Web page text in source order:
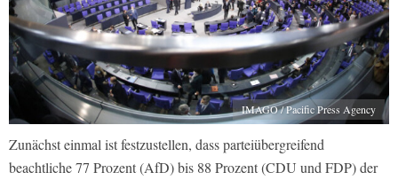
IMAGO / Pacific Press Agency
Zunächst einmal ist festzustellen, dass parteiübergreifend
beachtliche 77 Prozent (AfD) bis 88 Prozent (CDU und FDP) der